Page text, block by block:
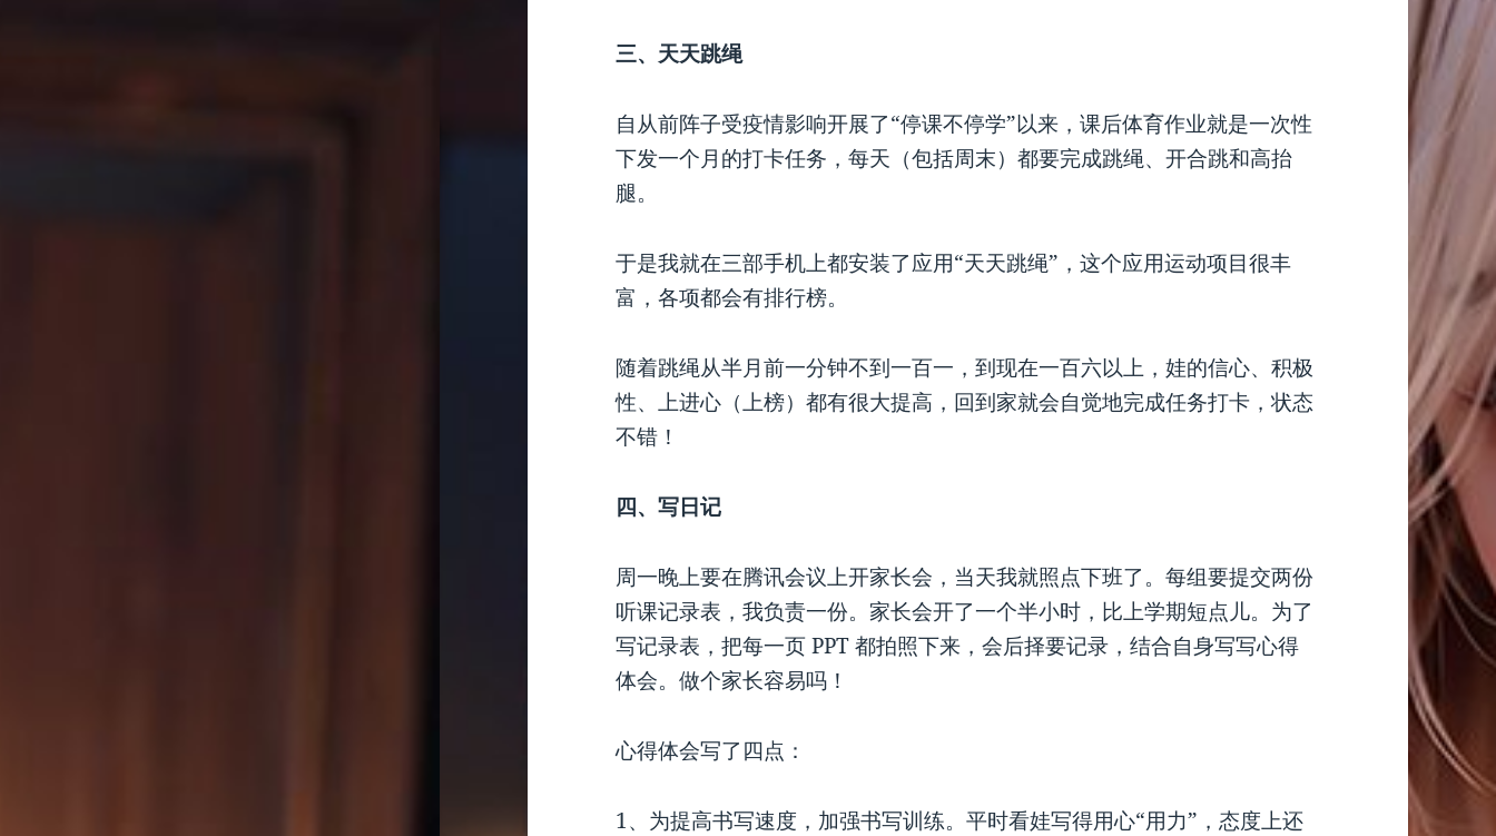
三、天天跳绳
自从前阵子受疫情影响开展了“停课不停学”以来，课后体育作业就是一次性
下发一个月的打卡任务，每天（包括周末）都要完成跳绳、开合跳和高抬
腿。
于是我就在三部手机上都安装了应用“天天跳绳”，这个应用运动项目很丰
富，各项都会有排行榜。
随着跳绳从半月前一分钟不到一百一，到现在一百六以上，娃的信心、积极
性、上进心（上榜）都有很大提高，回到家就会自觉地完成任务打卡，状态
不错！
四、写日记
周一晚上要在腾讯会议上开家长会，当天我就照点下班了。每组要提交两份
听课记录表，我负责一份。家长会开了一个半小时，比上学期短点儿。为了
写记录表，把每一页 PPT 都拍照下来，会后择要记录，结合自身写写心得
体会。做个家长容易吗！
心得体会写了四点：
1、为提高书写速度，加强书写训练。平时看娃写得用心“用力”，态度上还